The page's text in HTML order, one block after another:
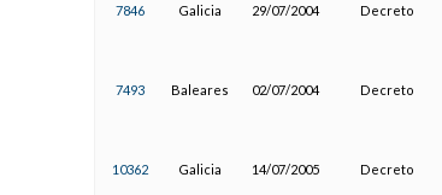
7846 Galicia 29/07/2004 Decreto
7493 Baleares 02/07/2004 Decreto
10362 Galicia 14/07/2005 Decreto